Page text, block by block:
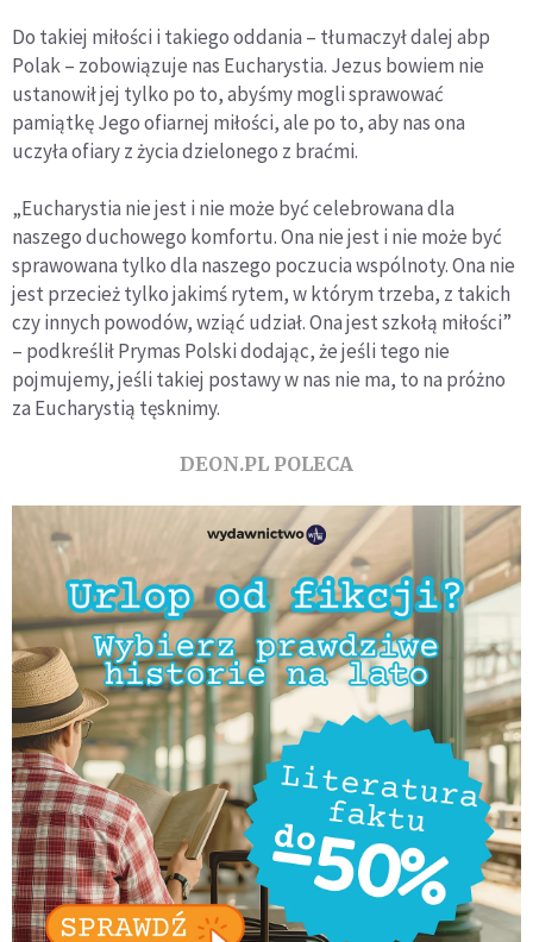
Do takiej miłości i takiego oddania – tłumaczył dalej abp
Polak – zobowiązuje nas Eucharystia. Jezus bowiem nie
ustanowił jej tylko po to, abyśmy mogli sprawować
pamiątkę Jego ofiarnej miłości, ale po to, aby nas ona
uczyła ofiary z życia dzielonego z braćmi.
„Eucharystia nie jest i nie może być celebrowana dla
naszego duchowego komfortu. Ona nie jest i nie może być
sprawowana tylko dla naszego poczucia wspólnoty. Ona nie
jest przecież tylko jakimś rytem, w którym trzeba, z takich
czy innych powodów, wziąć udział. Ona jest szkołą miłości”
– podkreślił Prymas Polski dodając, że jeśli tego nie
pojmujemy, jeśli takiej postawy w nas nie ma, to na próżno
za Eucharystią tęsknimy.
DEON.PL POLECA